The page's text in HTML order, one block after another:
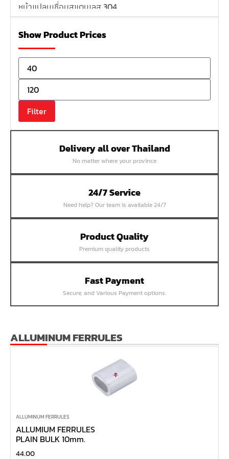
หน้าแปลนเชื่อมสแตนเลส 304
หน้าแปลนเหล็กคอสูง
หน้าแปลนเชื่อมเหล็กสลิปออน
หน้าแปลนเชื่อมเหล็กบอด
หน้าแปลนเชื่อมบอด SUS304 JEF 300P RF
หน้าแปลนเชื่อมบอด SUS304 JEF PN40 RF
หน้าแปลนเชื่อมบอด SUS304 JEF PN16 RF
หน้าแปลนเชื่อมบอด SUS304 JEF 10K FF
หน้าแปลนเชื่อมบอด SUS304 JEF 5K FF
หน้าแปลนเชื่อมบอด SUS304 JEF 150P RF
หน้าแปลนสลิปออน SUS304 JEF 300P SORF
หน้าแปลนเชื่อม SUS304 JEF PN40 RF
หน้าแปลนเชื่อม SUS304 JEF PN25 RF
หน้าแปลนเชื่อม SUS304 JEF PN16 RF
หน้าแปลนเชื่อม SUS304 JEF 20K FF
หน้าแปลนเชื่อม SUS304 JEF 300P RF
หน้าแปลนเชื่อม SUS304 JEF 150P RF
หน้าแปลนเหล็กเกลียวใน JEF PN40
หน้าแปลนเหล็กเกลียวใน JEF PN16
หน้าแปลนเหล็กเกลียวใน JEF 10K TR
หน้าแปลนเหล็กเกลียวใน JEF 150P
หน้าแปลนเหล็กสวมเชื่อม JEF SWRF 150P
หน้าแปลนเหล็กคอสูง JEF WNRF 300P
Show Product Prices
Filter
Delivery all over Thailand
No matter where your province
24/7 Service
Need help? Our team is available 24/7
Product Quality
Premium quality products
Fast Payment
Secure, and Various Payment options.
ALLUMINUM FERRULES
ALLUMINUM FERRULES
ALLUMIUM FERRULES
PLAIN BULK 10mm.
44.00